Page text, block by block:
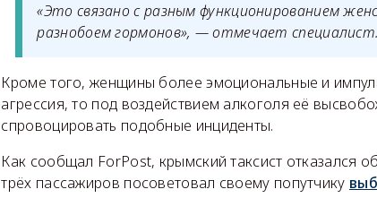
«Это связано с разным функционированием
разнобоем гормонов», — отмечает специалист.
Кроме того, женщины более эмоциональные и
агрессия, то под воздействием алкоголя её
спровоцировать подобные инциденты.
Как сообщал ForPost, крымский таксист отказался
трёх пассажиров посоветовал своему попутчику